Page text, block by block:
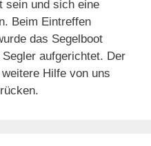
sein und sich eine
Beim Eintreffen
das Segelboot
aufgerichtet. Der
Hilfe von uns